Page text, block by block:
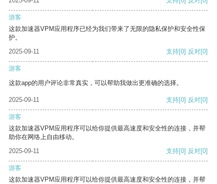
游客
这款加速器VPM应用程序已经为我们带来了无限的隐私保护和安全性保
护。
2025-09-11
支持[0] 反对[0]
游客
这款app的用户评论非常真实，可以帮助我做出更准确的选择。
2025-09-11 支持[0] 反对[0]
游客
这款加速器VPM应用程序可以给你提供最高速度和安全性的连接，并帮
助你在网络上自由移动。
2025-09-11
支持[0] 反对[0]
游客
这款加速器VPM应用程序可以给你提供最高速度和安全性的连接，并帮